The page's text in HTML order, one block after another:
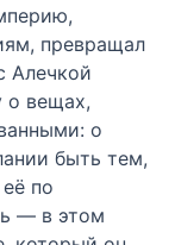
превращал
Алечкой
о вещах,
о
быть тем,
по
— в этом